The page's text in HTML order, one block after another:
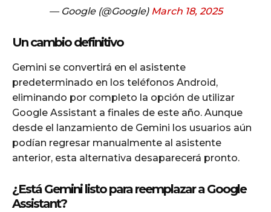
— Google (@Google) March 18, 2025
Un cambio definitivo
Gemini se convertirá en el asistente
predeterminado en los teléfonos Android,
eliminando por completo la opción de utilizar
Google Assistant a finales de este año. Aunque
desde el lanzamiento de Gemini los usuarios aún
podían regresar manualmente al asistente
anterior, esta alternativa desaparecerá pronto.
¿Está Gemini listo para reemplazar a Google
Assistant?